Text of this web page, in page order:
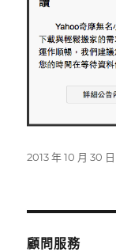
發
2013 年 10 月 30 日
顧問服務